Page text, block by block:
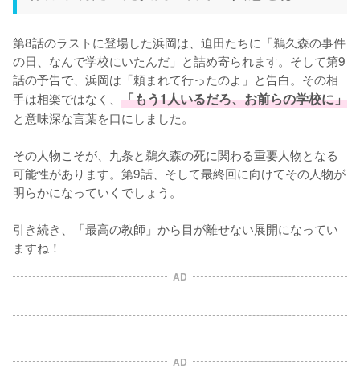
第8話のラストに登場した浜岡は、迫田たちに「鵜久森の事件
の日、なんで学校にいたんだ」と詰め寄られます。そして第9
話の予告で、浜岡は「頼まれて行ったのよ」と告白。その相
手は相楽ではなく、 「もう1人いるだろ、お前らの学校に」
と意味深な言葉を口にしました。
その人物こそが、九条と鵜久森の死に関わる重要人物となる
可能性があります。第9話、そして最終回に向けてその人物が
明らかになっていくでしょう。
引き続き、「最高の教師」から目が離せない展開になってい
ますね！
AD
AD